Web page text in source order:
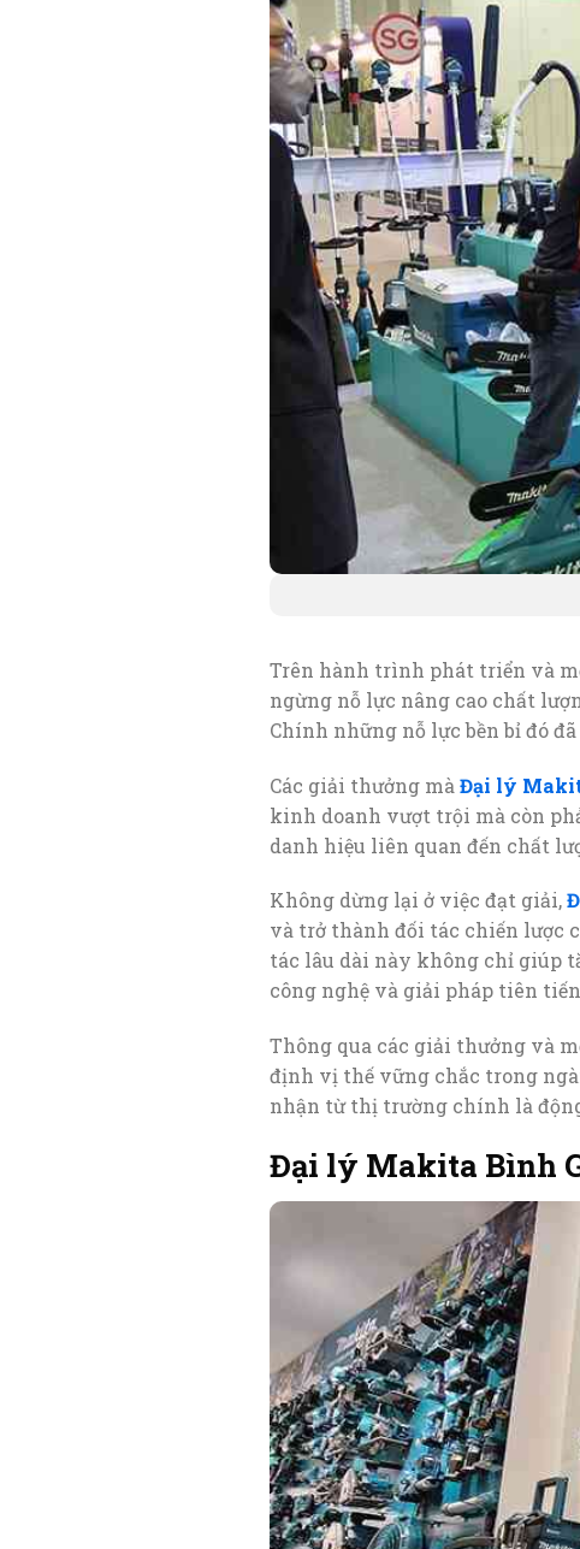
Trên hành trình phát triển và
ngừng nỗ lực nâng cao chất
Chính những nỗ lực bền bỉ đó
Các giải thưởng mà Đại lý
kinh doanh vượt trội mà còn
danh hiệu liên quan đến chất
Không dừng lại ở việc đạt giải,
và trở thành đối tác chiến lược
tác lâu dài này không chỉ giúp
công nghệ và giải pháp tiên
Thông qua các giải thưởng và
định vị thế vững chắc trong
nhận từ thị trường chính là
Đại lý Makita Bình